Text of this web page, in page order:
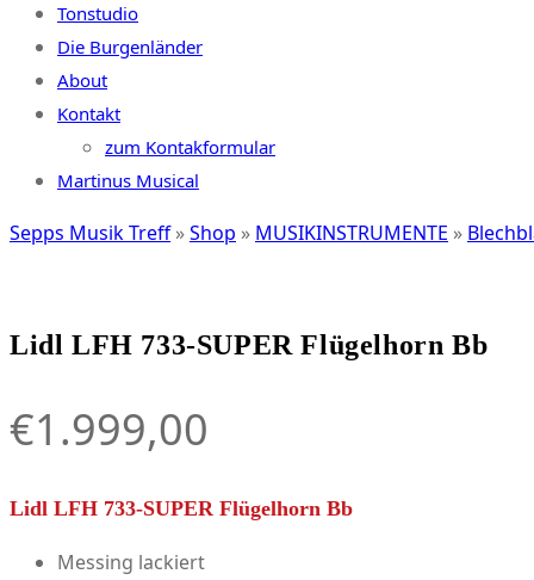
Tonstudio
Die Burgenländer
About
Kontakt
zum Kontakformular
Martinus Musical
Sepps Musik Treff»Shop » MUSIKINSTRUMENTE »
Lidl LFH 733-SUPER Flügelhorn Bb
€1.999,00
Lidl LFH 733-SUPER Flügelhorn Bb
Messing lackiert